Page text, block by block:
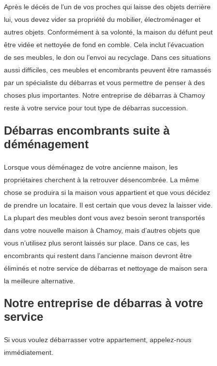
Après le décès de l’un de vos proches qui laisse des objets derrière
lui, vous devez vider sa propriété du mobilier, électroménager et
autres objets. Conformément à sa volonté, la maison du défunt peut
être vidée et nettoyée de fond en comble. Cela inclut l’évacuation
de ses meubles, le don ou l’envoi au recyclage. Dans ces situations
aussi difficiles, ces meubles et encombrants peuvent être ramassés
par un spécialiste du débarras et vous permettre de penser à des
choses plus importantes. Notre entreprise de débarras à Chamoy
reste à votre service pour tout type de débarras succession.
Débarras encombrants suite à
déménagement
Lorsque vous déménagez de votre ancienne maison, les
propriétaires cherchent à la retrouver désencombrée. La même
chose se produira si la maison vous appartient et que vous décidez
de prendre un locataire. Il est certain que vous devez la laisser vide.
La plupart des meubles dont vous avez besoin seront transportés
dans votre nouvelle maison à Chamoy, mais d’autres objets que
vous n’utilisez plus seront laissés sur place. Dans ce cas, les
encombrants qui restent dans l’ancienne maison devront être
éliminés et notre service de débarras et nettoyage de maison sera
la meilleure alternative.
Notre entreprise de débarras à votre
service
Si vous voulez débarrasser votre appartement, appelez-nous
immédiatement.